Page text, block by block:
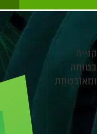
קנייה
בטוחה
ומאובטחת